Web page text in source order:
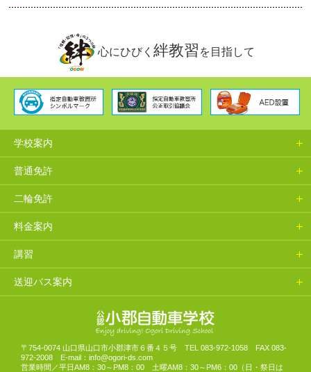
心にひびく 絆教習 を目指して
学校案内
普通免許
二輪免許
料金案内
講習
送迎バス案内
山口県小郡自動車学校
〒754-0074 山口県山口市小郡津市６番４５号 TEL 083-972-1058 FAX 083-
972-2008 E-mail：info@ogori-ds.com
営業時間／平日AM8：30～PM8：00 土曜AM8：30～PM6：00（日・祭日は